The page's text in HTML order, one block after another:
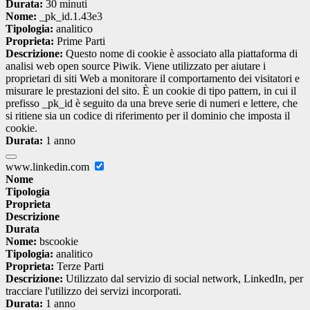
Durata: 30 minuti
Nome: _pk_id.1.43e3
Tipologia: analitico
Proprieta: Prime Parti
Descrizione: Questo nome di cookie è associato alla piattaforma di
analisi web open source Piwik. Viene utilizzato per aiutare i
proprietari di siti Web a monitorare il comportamento dei visitatori e
misurare le prestazioni del sito. È un cookie di tipo pattern, in cui il
prefisso _pk_id è seguito da una breve serie di numeri e lettere, che
si ritiene sia un codice di riferimento per il dominio che imposta il
cookie.
Durata: 1 anno
www.linkedin.com
Nome
Tipologia
Proprieta
Descrizione
Durata
Nome: bscookie
Tipologia: analitico
Proprieta: Terze Parti
Descrizione: Utilizzato dal servizio di social network, LinkedIn, per
tracciare l'utilizzo dei servizi incorporati.
Durata: 1 anno